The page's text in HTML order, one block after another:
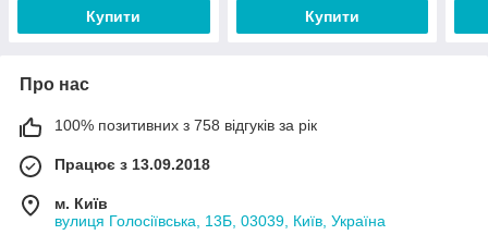
Купити Купити
Про нас
100% позитивних з 758 відгуків за рік
Працює з 13.09.2018
м. Київ
вулиця Голосіївська, 13Б, 03039, Київ, Україна